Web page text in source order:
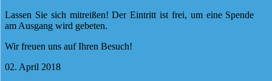
Lassen Sie sich mitreißen! Der Eintritt ist frei, um eine Spende
am Ausgang wird gebeten.
Wir freuen uns auf Ihren Besuch!
02. April 2018